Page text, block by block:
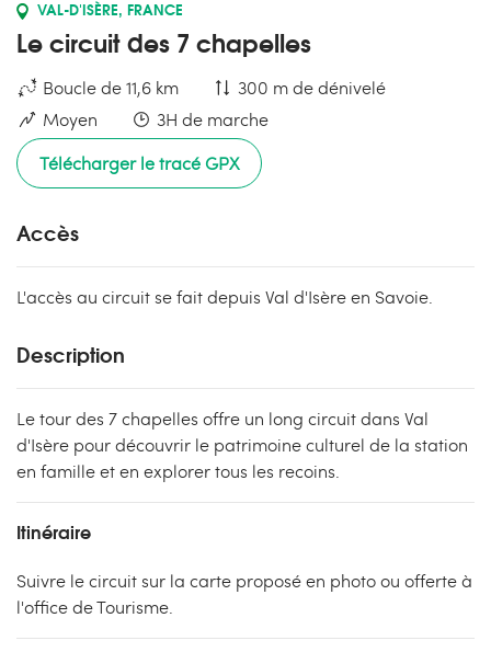
VAL-D'ISÈRE, FRANCE
Le circuit des 7 chapelles
Boucle de 11,6 km
300 m de dénivelé
Moyen
3H de marche
Télécharger le tracé GPX
Accès
L'accès au circuit se fait depuis Val d'Isère en Savoie.
Description
Le tour des 7 chapelles offre un long circuit dans Val
d'Isère pour découvrir le patrimoine culturel de la station
en famille et en explorer tous les recoins.
Itinéraire
Suivre le circuit sur la carte proposé en photo ou offerte à
l'office de Tourisme.